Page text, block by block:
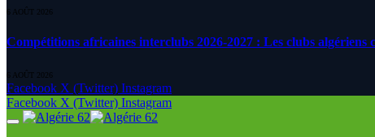
6 AOÛT 2026
Compétitions africaines interclubs 2026-2027 : Les clubs
6 AOÛT 2026
Facebook X (Twitter) Instagram
Facebook X (Twitter) Instagram